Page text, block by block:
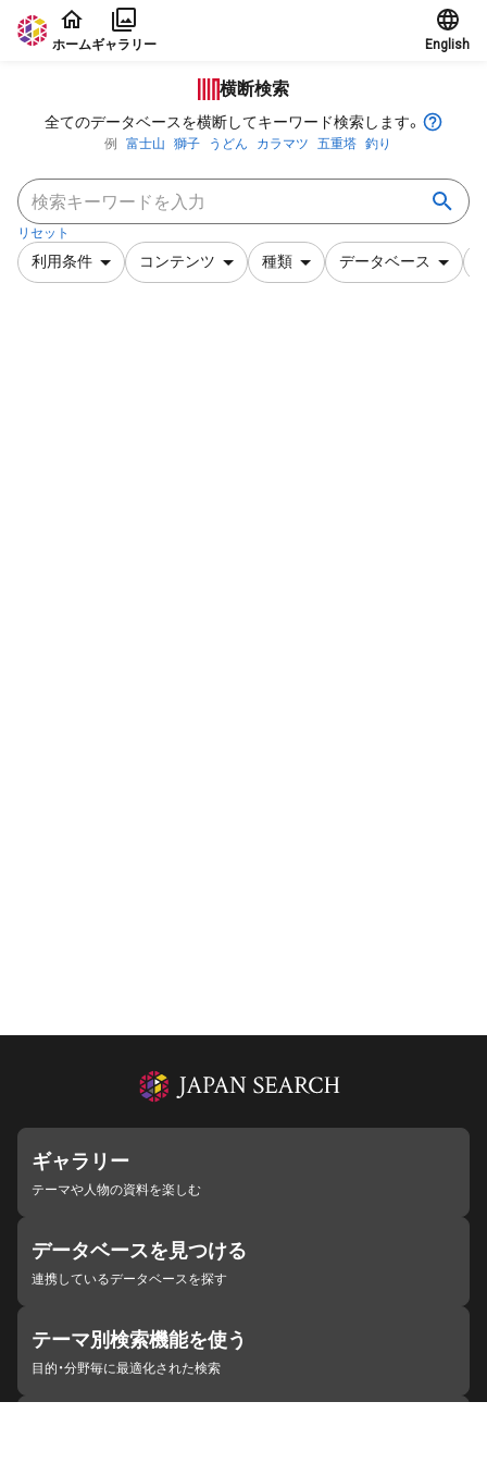
本文に飛ぶ
ホームギャラリー English
横断検索
全てのデータベースを横断してキーワード検索します。
例 富士山 獅子 うどん カラマツ 五重塔 釣り
リセット
利用条件 コンテンツ 種類 データベース
ギャラリー
テーマや人物の資料を楽しむ
データベースを見つける
連携しているデータベースを探す
テーマ別検索機能を使う
目的・分野毎に最適化された検索